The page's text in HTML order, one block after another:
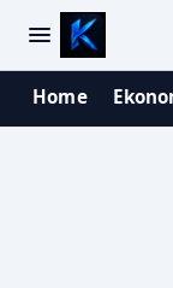
Home